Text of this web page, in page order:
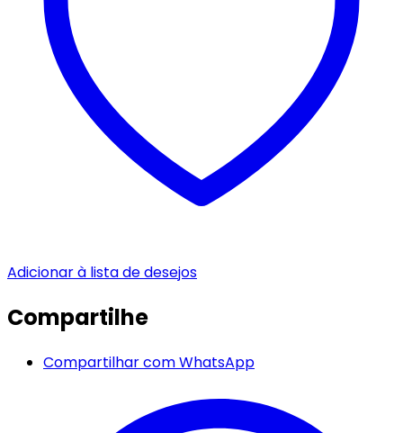
Adicionar à lista de desejos
Compartilhe
Compartilhar com WhatsApp